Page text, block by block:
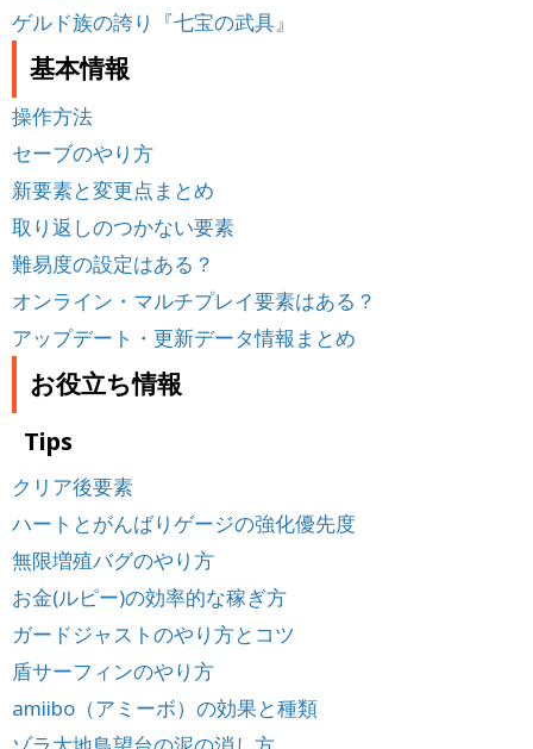
ゲルド族の誇り『七宝の武具』
基本情報
操作方法
セーブのやり方
新要素と変更点まとめ
取り返しのつかない要素
難易度の設定はある？
オンライン・マルチプレイ要素はある？
アップデート・更新データ情報まとめ
お役立ち情報
Tips
クリア後要素
ハートとがんばりゲージの強化優先度
無限増殖バグのやり方
お金(ルピー)の効率的な稼ぎ方
ガードジャストのやり方とコツ
盾サーフィンのやり方
amiibo（アミーボ）の効果と種類